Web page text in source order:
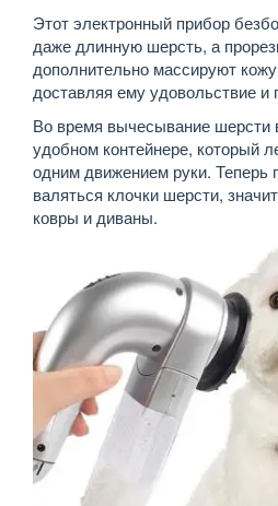
Этот электронный прибор
даже длинную шерсть, а
дополнительно массируют
доставляя ему удовольствие и
Во время вычесывание шерсти
удобном контейнере, который
одним движением руки. Теперь
валяться клочки шерсти,
ковры и диваны.